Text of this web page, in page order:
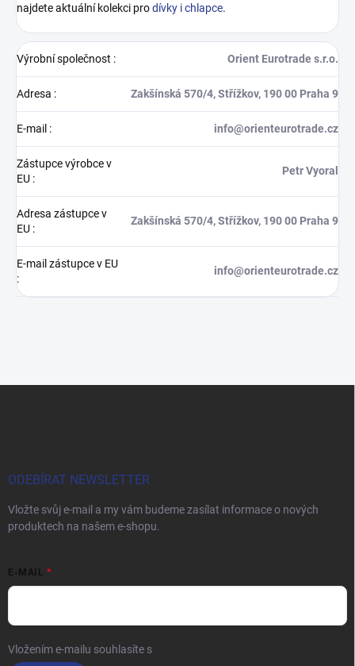
najdete aktuální kolekci prodívky i chlapce.
Výrobní společnost : Orient Eurotrade s.r.o.
Adresa : Zakšínská 570/4, Střížkov, 190 00 Praha 9
E-mail : info@orienteurotrade.cz
Zástupce výrobce v
EU :
Petr Vyoral
Adresa zástupce v
EU :
Zakšínská 570/4, Střížkov, 190 00 Praha 9
E-mail zástupce v EU
:
info@orienteurotrade.cz
ODEBÍRAT NEWSLETTER
Vložte svůj e-mail a my vám budeme zasílat informace o nových
produktech na našem e-shopu.
E-MAIL
Vložením e-mailu souhlasíte s